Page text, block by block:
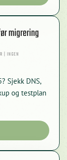
migrering
| INGEN
Sjekk DNS,
og testplan